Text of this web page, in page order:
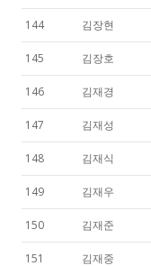
144 김장현
145 김장호
146 김재경
147 김재성
148 김재식
149 김재우
150 김재준
151 김재중